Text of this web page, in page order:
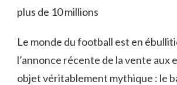
plus de 10 millions
Le monde du football est en
l’annonce récente de la vente aux
objet véritablement mythique : le